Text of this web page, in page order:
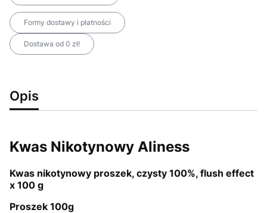
Formy dostawy i płatności
Dostawa od 0 zł!
Opis
Kwas Nikotynowy Aliness
Kwas nikotynowy proszek, czysty 100%, flush effect
x 100 g
Proszek 100g